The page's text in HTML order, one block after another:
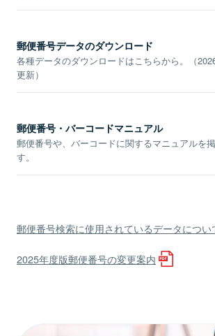
郵便番号データのダウンロード
各種データのダウンロードはこちらから。（
更新）
郵便番号・バーコードマニュアル
郵便番号や、バーコードに関するマニュアルを
す。
郵便番号検索に使用されているデータについ
2025年度版郵便番号の変更案内